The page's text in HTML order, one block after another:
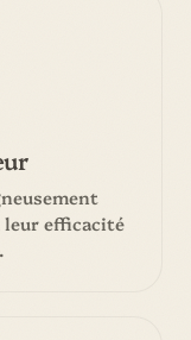
leur efficacité